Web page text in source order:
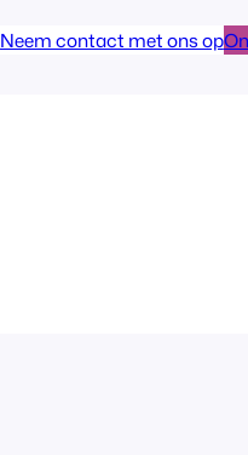
Neem contact met ons op